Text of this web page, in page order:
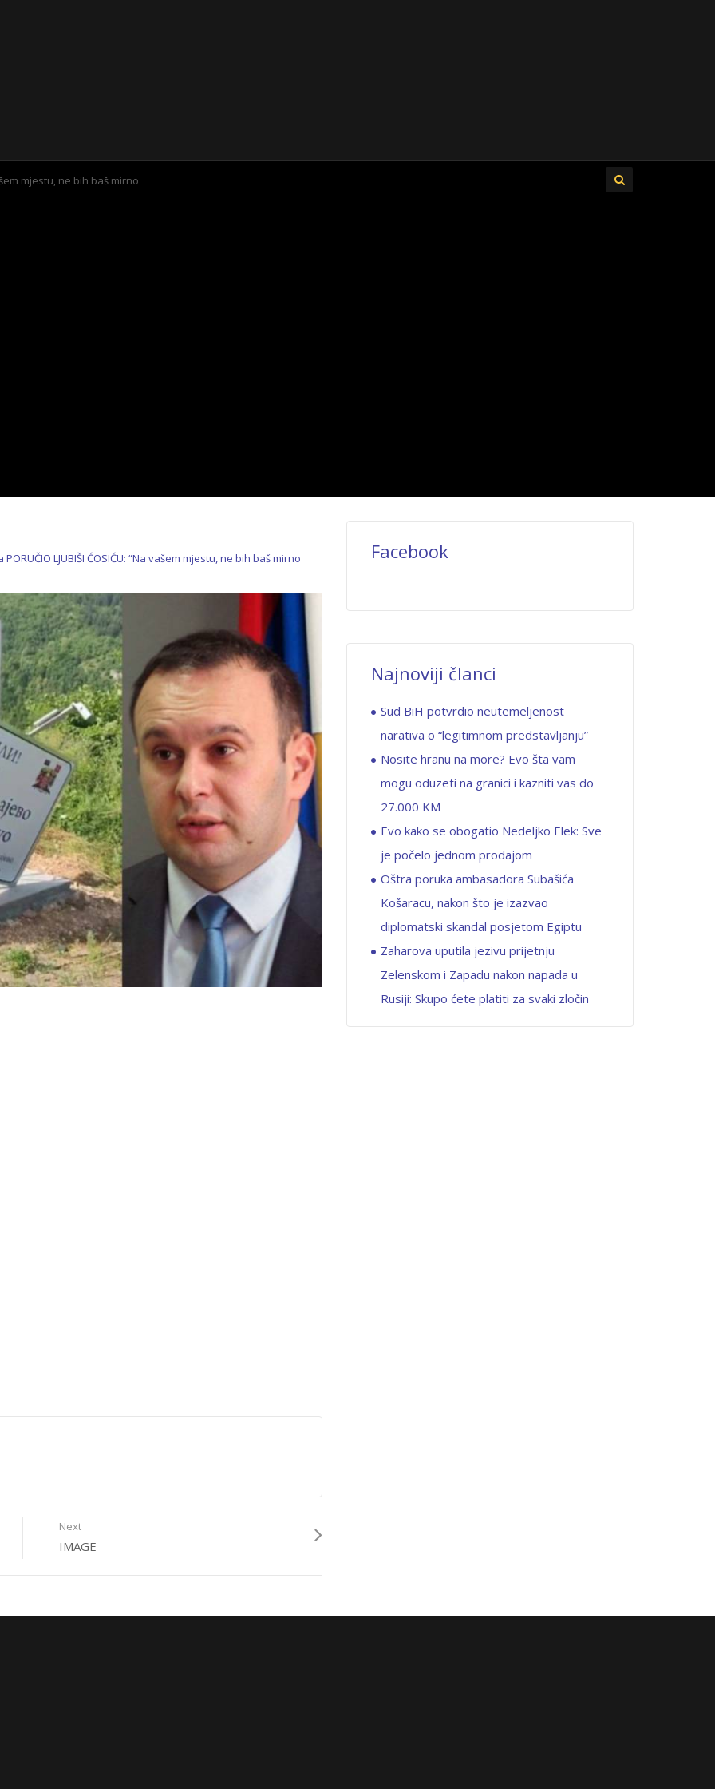
mjestu, ne bih baš mirno
PORUČIO LJUBIŠI ĆOSIĆU: “Na vašem mjestu, ne bih baš mirno
Next
IMAGE
Facebook
Najnoviji članci
Sud BiH potvrdio neutemeljenost
narativa o “legitimnom predstavljanju”
Nosite hranu na more? Evo šta vam
mogu oduzeti na granici i kazniti vas do
27.000 KM
Evo kako se obogatio Nedeljko Elek: Sve
je počelo jednom prodajom
Oštra poruka ambasadora Subašića
Košaracu, nakon što je izazvao
diplomatski skandal posjetom Egiptu
Zaharova uputila jezivu prijetnju
Zelenskom i Zapadu nakon napada u
Rusiji: Skupo ćete platiti za svaki zločin